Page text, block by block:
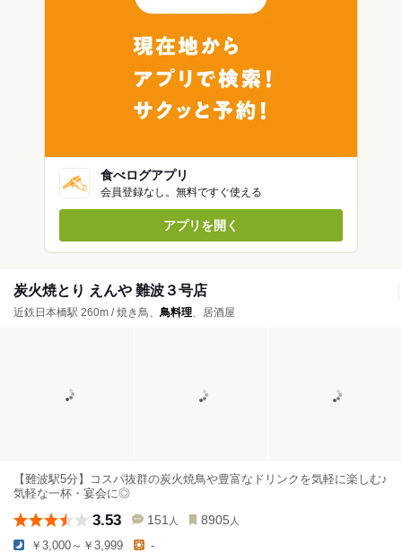
食べログアプリ
会員登録なし。無料ですぐ使える
アプリを開く
炭火焼とり えんや 難波３号店
近鉄日本橋駅 260m / 焼き鳥、 鳥料理、居酒屋
【難波駅5分】コスパ抜群の炭火焼鳥や豊富なドリンクを気軽に楽しむ♪
気軽な一杯・宴会に◎
3.53 151 人 8905 人
￥3,000～￥3,999 -